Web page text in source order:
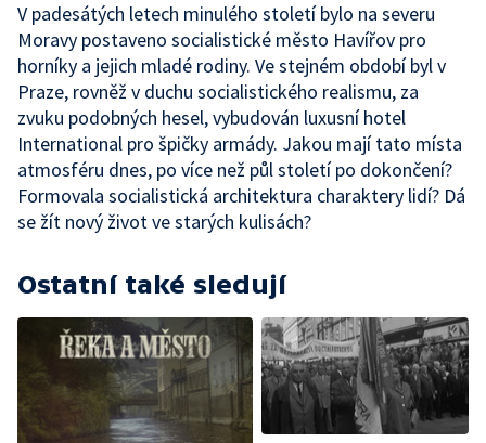
V padesátých letech minulého století bylo na severu
Moravy postaveno socialistické město Havířov pro
horníky a jejich mladé rodiny. Ve stejném období byl v
Praze, rovněž v duchu socialistického realismu, za
zvuku podobných hesel, vybudován luxusní hotel
International pro špičky armády. Jakou mají tato místa
atmosféru dnes, po více než půl století po dokončení?
Formovala socialistická architektura charaktery lidí? Dá
se žít nový život ve starých kulisách?
Ostatní také sledují